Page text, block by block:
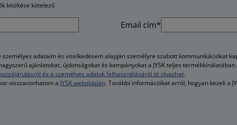
kitöltése kötelező
Email cím*
személyes adataim és viselkedésem alapján személyre szabott kommunikációkat
ajánlatokat, újdonságokat és kampányokat a JYSK teljes termékkínálatában.
és a személyes adatok felhasználásáról itt olvashat.
visszavonhatom a JYSK weboldalán. További információkat arról, hogyan kezeli a